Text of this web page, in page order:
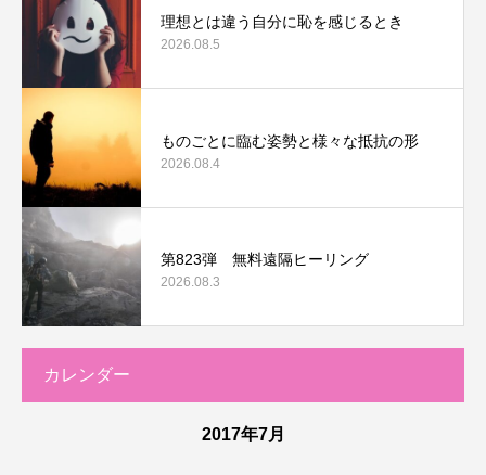
理想とは違う自分に恥を感じるとき
2026.08.5
ものごとに臨む姿勢と様々な抵抗の形
2026.08.4
第823弾 無料遠隔ヒーリング
2026.08.3
カレンダー
2017年7月